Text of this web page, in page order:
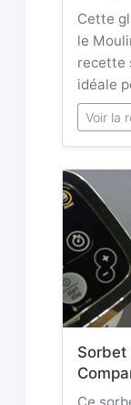
Cette
le
recette
idéale
Voir la
Sorbet